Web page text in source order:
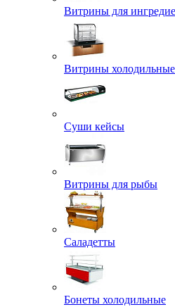
Витрины для
Витрины
Суши кейсы
Витрины для рыбы
Саладетты
Бонеты холодильные